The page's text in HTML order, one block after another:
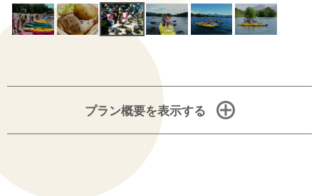
プラン概要を表示する